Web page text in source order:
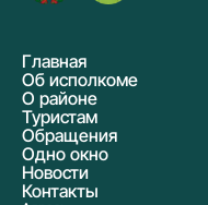
Главная
Об исполкоме
О районе
Туристам
Обращения
Одно окно
Новости
Контакты